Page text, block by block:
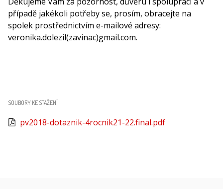
případě jakékoli potřeby se, prosím, obracejte na
spolek prostřednictvím e-mailové adresy:
veronika.dolezil(zavinac)gmail.com.
SOUBORY KE STAŽENÍ
pv2018-dotaznik-4rocnik21-22.final.pdf